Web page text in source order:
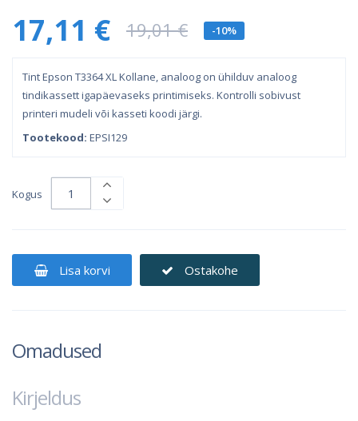
17,11 € 19,01 € -10%
Tint Epson T3364 XL Kollane, analoog on ühilduv analoog
tindikassett igapäevaseks printimiseks. Kontrolli sobivust
printeri mudeli või kasseti koodi järgi.
Tootekood: EPSI129
Kogus
Lisa korvi Ostakohe
Omadused
Kirjeldus